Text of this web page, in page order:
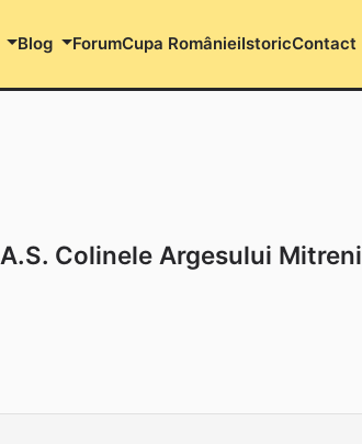
Blog ForumCupa RomânieiIstoricContact
A.S. Colinele Argesului Mitreni